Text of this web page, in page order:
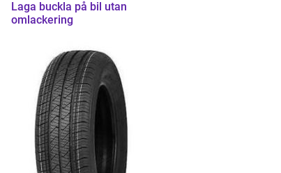
Laga buckla på bil utan
omlackering